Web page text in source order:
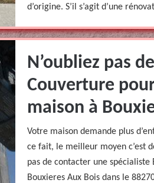
d’origine. S’il s’agit d’une
N’oubliez pas
Couverture
maison à
Votre maison demande plus
ce fait, le meilleur moyen c’est
pas de contacter une
Bouxieres Aux Bois dans le